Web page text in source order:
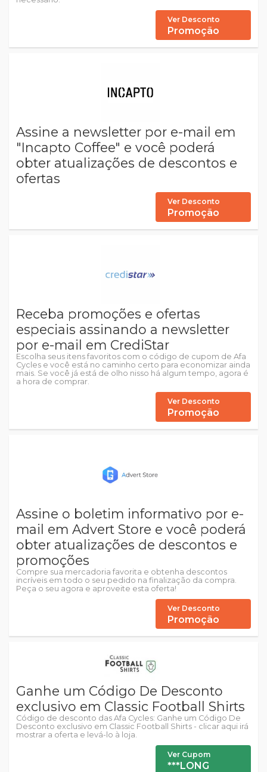
Ver Desconto
Promoção
Assine a newsletter por e-mail em
"Incapto Coffee" e você poderá
obter atualizações de descontos e
ofertas
Ver Desconto
Promoção
Receba promoções e ofertas
especiais assinando a newsletter
por e-mail em CrediStar
Escolha seus itens favoritos com o código de cupom de Afa
Cycles e você está no caminho certo para economizar ainda
mais. Se você já está de olho nisso há algum tempo, agora é
a hora de comprar.
Ver Desconto
Promoção
Assine o boletim informativo por e-
mail em Advert Store e você poderá
obter atualizações de descontos e
promoções
Compre sua mercadoria favorita e obtenha descontos
incríveis em todo o seu pedido na finalização da compra.
Peça o seu agora e aproveite esta oferta!
Ver Desconto
Promoção
Ganhe um Código De Desconto
exclusivo em Classic Football Shirts
Código de desconto das Afa Cycles: Ganhe um Código De
Desconto exclusivo em Classic Football Shirts - clicar aqui irá
mostrar a oferta e levá-lo à loja.
Ver Cupom
***LONG